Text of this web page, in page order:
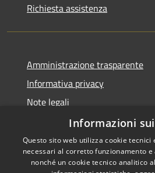
Richiesta assistenza
Amministrazione trasparente
Informativa privacy
Note legali
Dichiarazione di accessibilità
Informazioni
Questo sito web utilizza cookie
necessari al corretto funzionamento
nonché un cookie tecnico analitico